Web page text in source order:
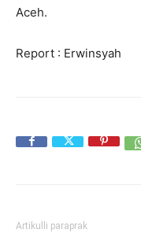
Aceh.
Report : Erwinsyah
Artikulli paraprak